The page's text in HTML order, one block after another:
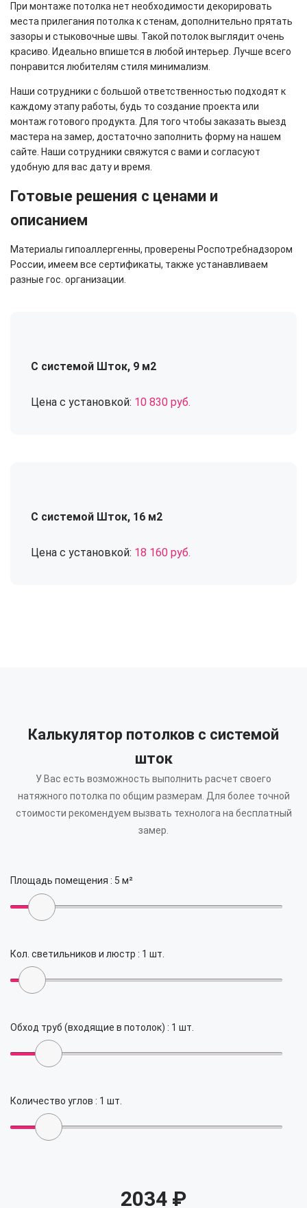
При монтаже потолка нет необходимости декорировать
места прилегания потолка к стенам, дополнительно прятать
зазоры и стыковочные швы. Такой потолок выглядит очень
красиво. Идеально впишется в любой интерьер. Лучше всего
понравится любителям стиля минимализм.
Наши сотрудники с большой ответственностью подходят к
каждому этапу работы, будь то создание проекта или
монтаж готового продукта. Для того чтобы заказать выезд
мастера на замер, достаточно заполнить форму на нашем
сайте. Наши сотрудники свяжутся с вами и согласуют
удобную для вас дату и время.
Готовые решения с ценами и
описанием
Материалы гипоаллергенны, проверены Роспотребнадзором
России, имеем все сертификаты, также устанавливаем
разные гос. организации.
С системой Шток, 9 м2
Цена с установкой: 10 830 руб.
С системой Шток, 16 м2
Цена с установкой: 18 160 руб.
Калькулятор потолков с системой
шток
У Вас есть возможность выполнить расчет своего
натяжного потолка по общим размерам. Для более точной
стоимости рекомендуем вызвать технолога на бесплатный
замер.
Площадь помещения : 5 м²
Кол. светильников и люстр : 1 шт.
Обход труб (входящие в потолок) : 1 шт.
Количество углов : 1 шт.
2034 ₽